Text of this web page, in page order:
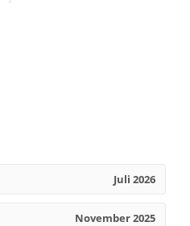
Juli 2026
November 2025